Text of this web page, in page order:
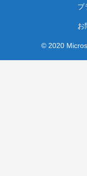
プ
お
© 2020